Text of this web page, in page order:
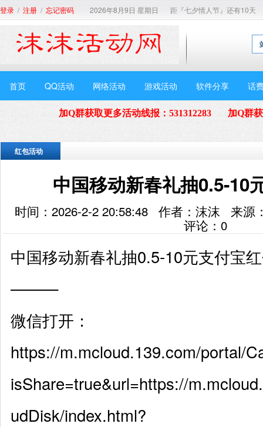
登录 / 注册 / 忘记密码 2026年8月9日 星期日 距『七夕情人节』还有10天
首页 QQ活动 网络活动 游戏活动 软件分享 话
加Q群获取更多活动线报 ： 531312283 加Q群
红包活动
中国移动新春礼抽0.5-10
时间：2026-2-2 20:58:48 作者：沫沫 来源
评论： 0
中国移动新春礼抽0.5-10元支付宝
———
微信打开：
https://m.mcloud.139.com/portal/
isShare=true&url=https://
udDisk/index.html?